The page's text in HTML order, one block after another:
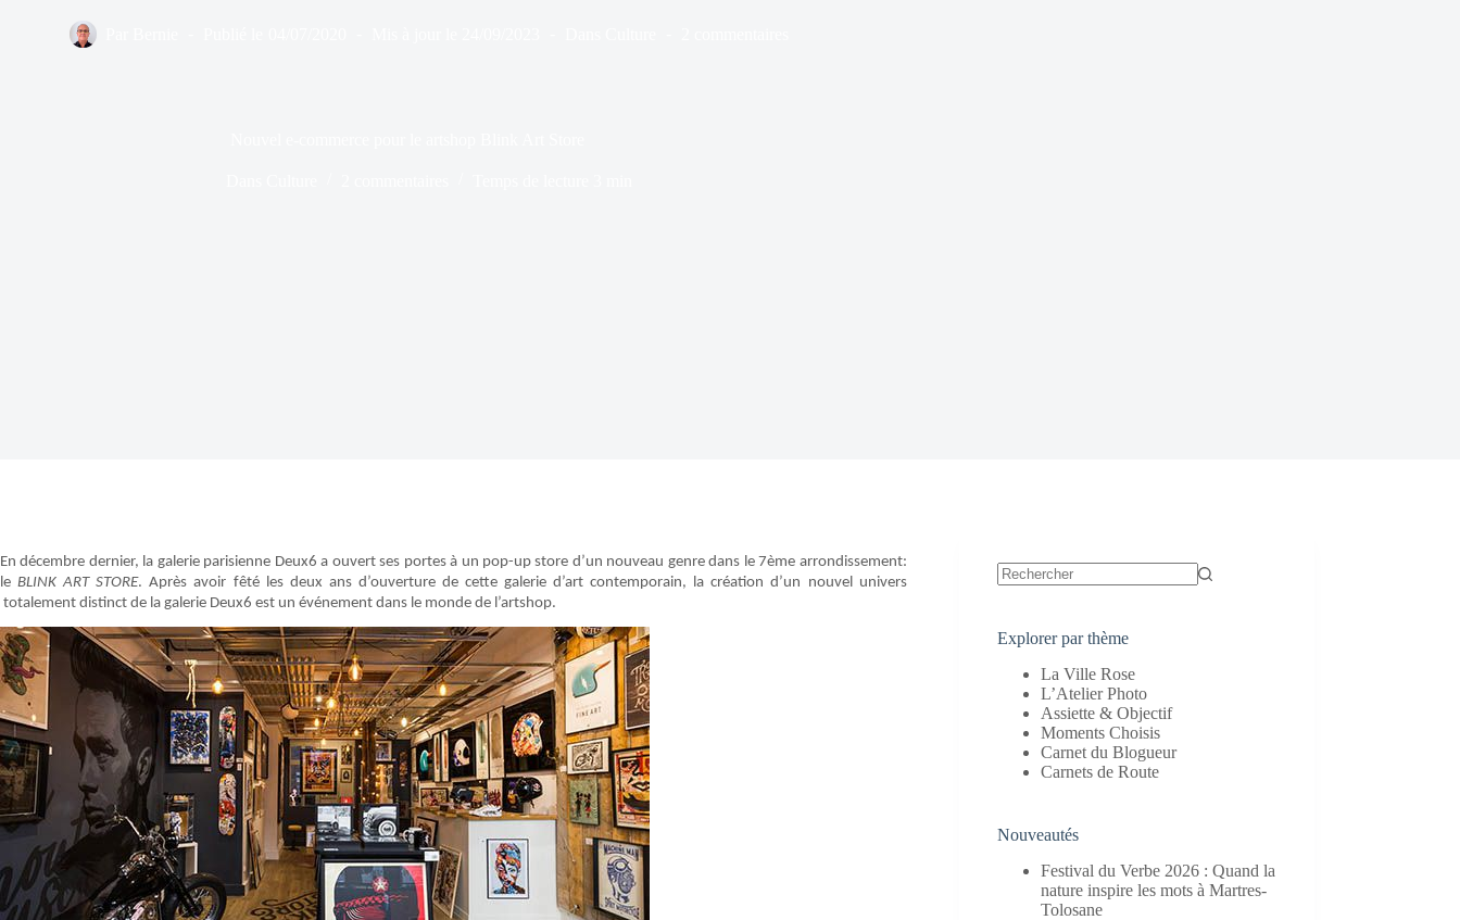
En décembre dernier, la galerie parisienne Deux6 a ouvert ses portes à un pop-up store d’un nouveau genre dans le 7ème arrondissement:
leBLINK ART STORE. Après avoir fêté les deux ans d’ouverture de cette galerie d’art contemporain, la création d’un nouvel univers
totalement distinct de la galerie Deux6 est un événement dans le monde de l’artshop.
Explorer par thème
La Ville Rose
L’Atelier Photo
Assiette & Objectif
Moments Choisis
Carnet du Blogueur
Carnets de Route
Nouveautés
Festival du Verbe 2026 : Quand la
nature inspire les mots à Martres-
Tolosane